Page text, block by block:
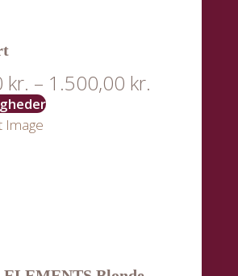
kr. – 1.500,00 kr.